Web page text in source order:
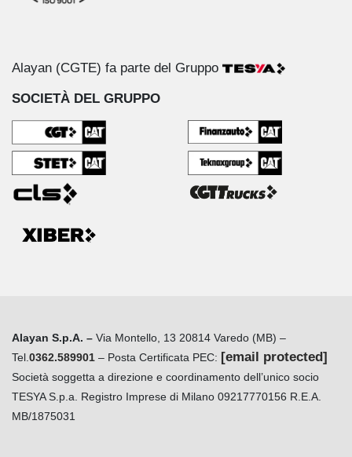
Alayan (CGTE) fa parte del Gruppo
SOCIETÀ DEL GRUPPO
Alayan S.p.A. – Via Montello, 13 20814 Varedo (MB) –
Tel. 0362.589901 – Posta Certificata PEC: [email protected]
Società soggetta a direzione e coordinamento dell’unico socio
TESYA S.p.a. Registro Imprese di Milano 09217770156 R.E.A.
MB/1875031